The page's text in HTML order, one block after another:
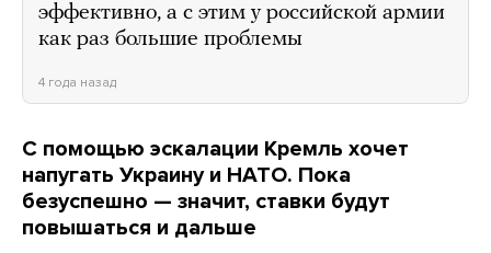
эффективно, а с этим у российской армии
как раз большие проблемы
4 года назад
С помощью эскалации Кремль хочет
напугать Украину и НАТО. Пока
безуспешно — значит, ставки будут
повышаться и дальше